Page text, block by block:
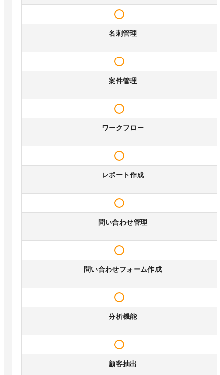
名刺管理
案件管理
ワークフロー
レポート作成
問い合わせ管理
問い合わせフォーム作成
分析機能
顧客抽出